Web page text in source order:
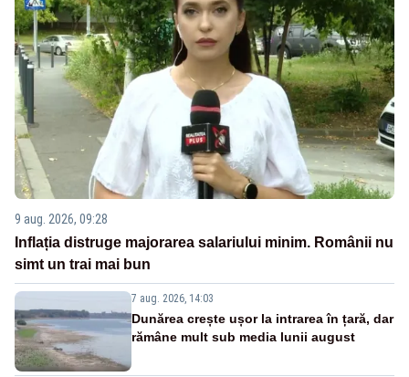
9 aug. 2026, 09:28
Inflația distruge majorarea salariului minim. Românii nu
simt un trai mai bun
7 aug. 2026, 14:03
Dunărea crește ușor la intrarea în țară, dar
rămâne mult sub media lunii august